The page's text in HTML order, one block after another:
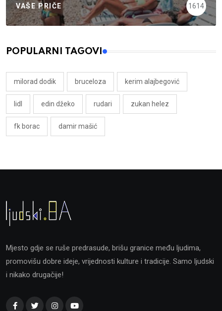
VAŠE PRIČE 1614
POPULARNI TAGOVI
milorad dodik bruceloza kerim alajbegović
lidl edin džeko rudari zukan helez
fk borac damir mašić
Mjesto gdje se ruše predrasude, brišu granice među ljudima,
promovišu dobre ideje, vrijednosti kulture i tradicije. Samo ljudski
i nikako drugačije!